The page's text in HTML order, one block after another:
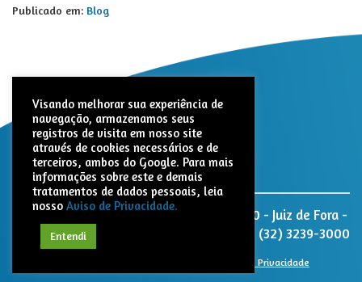
Publicado em: Blog
Nativita Farmacêutica. Rua Paracatu, 1320 - Juiz de Fora -
MG - CEP: 36047-040
(32) 3239-3000
Aviso de Privacidade
Visando melhorar sua experiência de
navegação, armazenamos seus
registros de visita em nosso site
através de cookies necessários e de
terceiros, ambos do Google. Para mais
informações sobre este e demais
tratamentos de dados pessoais, leia
nosso Aviso de Privacidade.
Entendi